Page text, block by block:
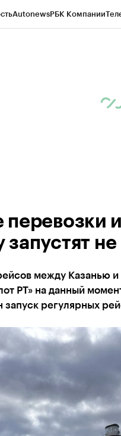
AutonewsРБК Компании
перевозки
между Казанью
РТ» на данный
запуск регулярных